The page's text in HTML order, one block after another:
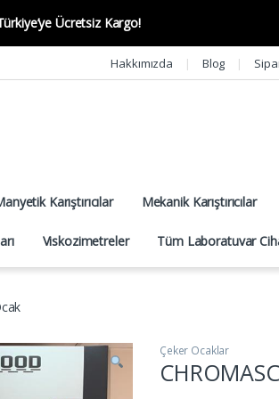
Ücretsiz Kargo!
Hakkımızda Blog
Karıştırıcılar Mekanik Karıştırıcılar
Viskozimetreler Tüm Laboratuvar
Çeker Ocaklar